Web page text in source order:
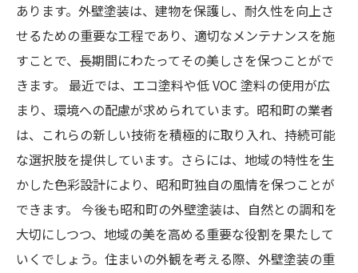
あります。外壁塗装は、建物を保護し、耐久性を向上さ
せるための重要な工程であり、適切なメンテナンスを施
すことで、長期間にわたってその美しさを保つことがで
きます。 最近では、エコ塗料や低 VOC 塗料の使用が広
まり、環境への配慮が求められています。昭和町の業者
は、これらの新しい技術を積極的に取り入れ、持続可能
な選択肢を提供しています。さらには、地域の特性を生
かした色彩設計により、昭和町独自の風情を保つことが
できます。 今後も昭和町の外壁塗装は、自然との調和を
大切にしつつ、地域の美を高める重要な役割を果たして
いくでしょう。住まいの外観を考える際、外壁塗装の重